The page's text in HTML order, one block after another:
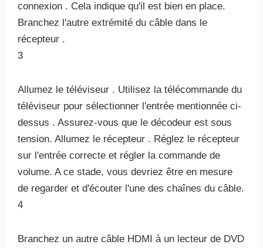
connexion . Cela indique qu'il est bien en place.
Branchez l'autre extrémité du câble dans le
récepteur .
3
Allumez le téléviseur . Utilisez la télécommande du
téléviseur pour sélectionner l'entrée mentionnée ci-
dessus . Assurez-vous que le décodeur est sous
tension. Allumez le récepteur . Réglez le récepteur
sur l'entrée correcte et régler la commande de
volume. A ce stade, vous devriez être en mesure
de regarder et d'écouter l'une des chaînes du câble.
4
Branchez un autre câble HDMI à un lecteur de DVD